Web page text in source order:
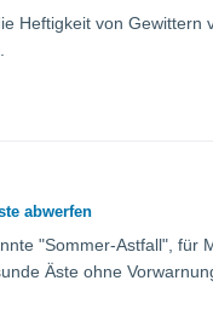
Heftigkeit von Gewittern
abwerfen
"Sommer-Astfall", für
Äste ohne